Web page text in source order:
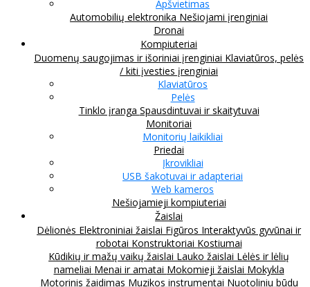
Apšvietimas
Automobilių elektronika Nešiojami įrenginiai
Dronai
Kompiuteriai
Duomenų saugojimas ir išoriniai įrenginiai Klaviatūros, pelės
/ kiti įvesties įrenginiai
Klaviatūros
Pelės
Tinklo įranga Spausdintuvai ir skaitytuvai
Monitoriai
Monitorių laikikliai
Priedai
Įkrovikliai
USB šakotuvai ir adapteriai
Web kameros
Nešiojamieji kompiuteriai
Žaislai
Dėlionės Elektroniniai žaislai Figūros Interaktyvūs gyvūnai ir
robotai Konstruktoriai Kostiumai
Kūdikių ir mažų vaikų žaislai Lauko žaislai Lėlės ir lėlių
nameliai Menai ir amatai Mokomieji žaislai Mokykla
Motorinis žaidimas Muzikos instrumentai Nuotoliniu būdu